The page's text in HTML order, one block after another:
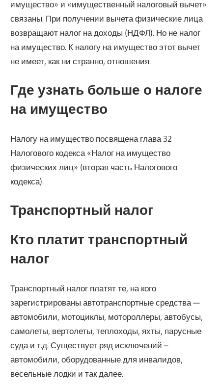
имущество» и «имущественный налоговый вычет»
связаны. При получении вычета физические лица
возвращают налог на доходы (НДФЛ). Но не налог
на имущество. К налогу на имущество этот вычет
не имеет, как ни странно, отношения.
Где узнать больше о налоге
на имущество
Налогу на имущество посвящена глава 32
Налогового кодекса «Налог на имущество
физических лиц» (вторая часть Налогового
кодекса).
Транспортный налог
Кто платит транспортный
налог
Транспортный налог платят те, на кого
зарегистрированы автотранспортные средства —
автомобили, мотоциклы, мотороллеры, автобусы,
самолеты, вертолеты, теплоходы, яхты, парусные
суда и т.д. Существует ряд исключений –
автомобили, оборудованные для инвалидов,
весельные лодки и так далее.